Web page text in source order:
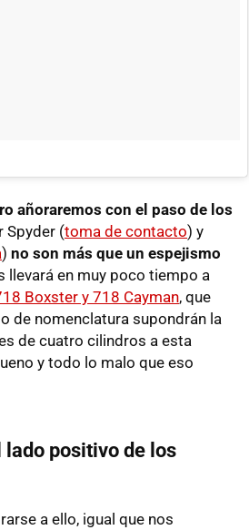
añoraremos con el paso de los
Spyder (toma de contacto) y
) no son más que un espejismo
llevará en muy poco tiempo a
Boxster y 718 Cayman, que
de nomenclatura supondrán la
de cuatro cilindros a esta
y todo lo malo que eso
lado positivo de los
a ello, igual que nos